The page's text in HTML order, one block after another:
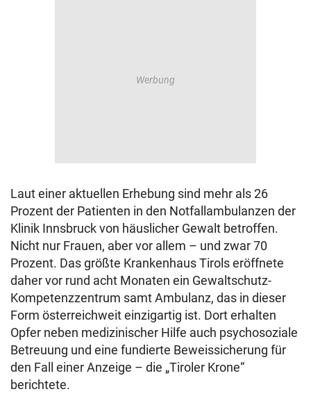
Laut einer aktuellen Erhebung sind mehr als 26
Prozent der Patienten in den Notfallambulanzen der
Klinik Innsbruck von häuslicher Gewalt betroffen.
Nicht nur Frauen, aber vor allem – und zwar 70
Prozent. Das größte Krankenhaus Tirols eröffnete
daher vor rund acht Monaten ein Gewaltschutz-
Kompetenzzentrum samt Ambulanz, das in dieser
Form österreichweit einzigartig ist. Dort erhalten
Opfer neben medizinischer Hilfe auch psychosoziale
Betreuung und eine fundierte Beweissicherung für
den Fall einer Anzeige – die „Tiroler Krone“
berichtete.